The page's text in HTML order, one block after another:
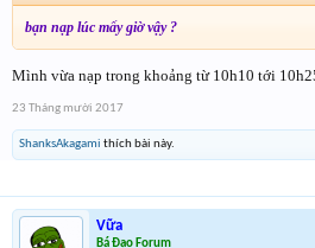
bạn nạp lúc mấy giờ vậy ?
Mình vừa nạp trong khoảng từ 10h10 tới
23 Tháng mười 2017
ShanksAkagami thích bài này.
Vữa
Bá Đạo Forum